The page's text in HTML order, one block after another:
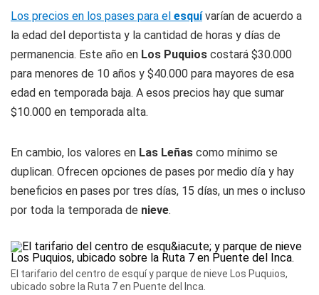
Los precios en los pases para el esquí varían de acuerdo a
la edad del deportista y la cantidad de horas y días de
permanencia. Este año en Los Puquios costará $30.000
para menores de 10 años y $40.000 para mayores de esa
edad en temporada baja. A esos precios hay que sumar
$10.000 en temporada alta.
En cambio, los valores en Las Leñas como mínimo se
duplican. Ofrecen opciones de pases por medio día y hay
beneficios en pases por tres días, 15 días, un mes o incluso
por toda la temporada de nieve.
El tarifario del centro de esquí y parque de nieve Los Puquios,
ubicado sobre la Ruta 7 en Puente del Inca.